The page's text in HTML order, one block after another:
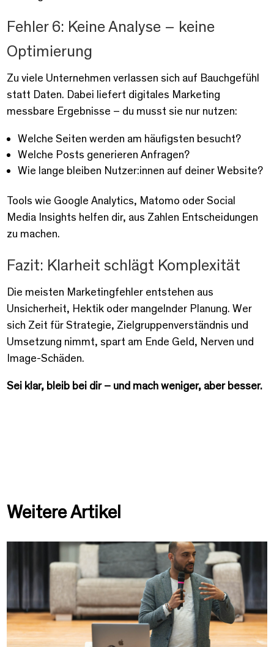
Fehler 6: Keine Analyse – keine
Optimierung
Zu viele Unternehmen verlassen sich auf Bauchgefühl
statt Daten. Dabei liefert digitales Marketing
messbare Ergebnisse – du musst sie nur nutzen:
Welche Seiten werden am häufigsten besucht?
Welche Posts generieren Anfragen?
Wie lange bleiben Nutzer:innen auf deiner Website?
Tools wie Google Analytics, Matomo oder Social
Media Insights helfen dir, aus Zahlen Entscheidungen
zu machen.
Fazit: Klarheit schlägt Komplexität
Die meisten Marketingfehler entstehen aus
Unsicherheit, Hektik oder mangelnder Planung. Wer
sich Zeit für Strategie, Zielgruppenverständnis und
Umsetzung nimmt, spart am Ende Geld, Nerven und
Image-Schäden.
Sei klar, bleib bei dir – und mach weniger, aber besser.
Weitere Artikel